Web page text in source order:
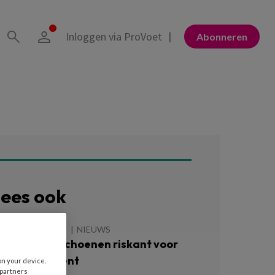
Abonneren
Inloggen via ProVoet
ook
NIEUWS
te grote schoenen riskant voor
your device.